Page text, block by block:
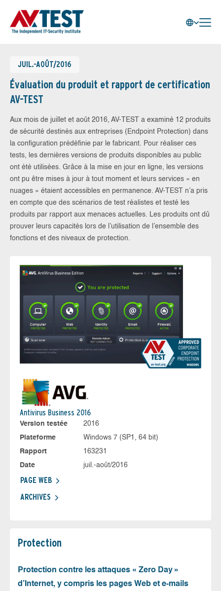
JUIL.-AOÛT/2016
Évaluation du produit et rapport de certification
AV-TEST
Aux mois de juillet et août 2016, AV-TEST a examiné 12 produits
de sécurité destinés aux entreprises (Endpoint Protection) dans
la configuration prédéfinie par le fabricant. Pour réaliser ces
tests, les dernières versions de produits disponibles au public
ont été utilisées. Grâce à la mise en jour en ligne, les versions
ont pu être mises à jour à tout moment et leurs services « en
nuages » étaient accessibles en permanence. AV-TEST n’a pris
en compte que des scénarios de test réalistes et testé les
produits par rapport aux menaces actuelles. Les produits ont dû
prouver leurs capacités lors de l’utilisation de l’ensemble des
fonctions et des niveaux de protection.
Antivirus Business 2016
Version testée
2016
Plateforme
Windows 7 (SP1, 64 bit)
Rapport
163231
Date
juil.-août/2016
PAGE WEB
ARCHIVES
Protection
Protection contre les attaques « Zero Day »
d’Internet, y compris les pages Web et e-mails